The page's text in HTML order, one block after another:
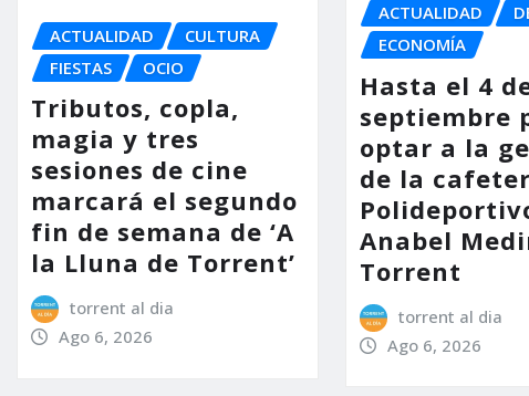
ACTUALIDAD
CULTURA
FIESTAS
OCIO
Tributos, copla,
magia y tres
sesiones de cine
marcará el segundo
fin de semana de ‘A
la Lluna de Torrent’
torrent al dia
Ago 6, 2026
ACTUALIDAD
ECONOMÍA
Hasta el 4
septiembre
optar a la
de la
Anabel
Torrent
torrent al dia
Ago 6, 2026